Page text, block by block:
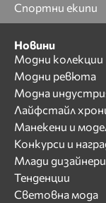
Спортни екипи
Новини
Модни колекции
Модни ревюта
Модна
Лайфстайл
Манекени и
Конкурси и
Млади дизайнери
Тенденции
Световна мода